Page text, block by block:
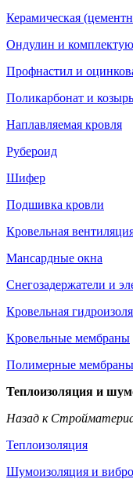
Керамическая
Ондулин и
Профнастил и
Поликарбонат и
Наплавляемая кровля
Рубероид
Шифер
Подшивка кровли
Кровельная
Мансардные окна
Снегозадержатели и
Кровельная
Кровельные мембраны
Полимерные мембраны
Теплоизоляция и
Назад к
Теплоизоляция
Шумоизоляция и